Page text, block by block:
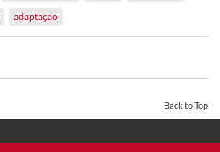
adaptação
Back to Top